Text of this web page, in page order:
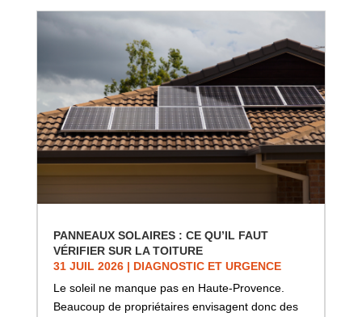
PANNEAUX SOLAIRES : CE QU’IL FAUT
VÉRIFIER SUR LA TOITURE
31 JUIL 2026| DIAGNOSTIC ET URGENCE
Le soleil ne manque pas en Haute-Provence.
Beaucoup de propriétaires envisagent donc des